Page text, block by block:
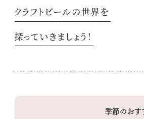
クラフトビールの世界を
探っていきましょう！
季節のおす